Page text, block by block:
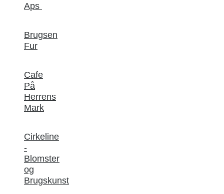
Aps
Brugsen
Fur
Cafe
På
Herrens
Mark
Cirkeline
-
Blomster
og
Brugskunst